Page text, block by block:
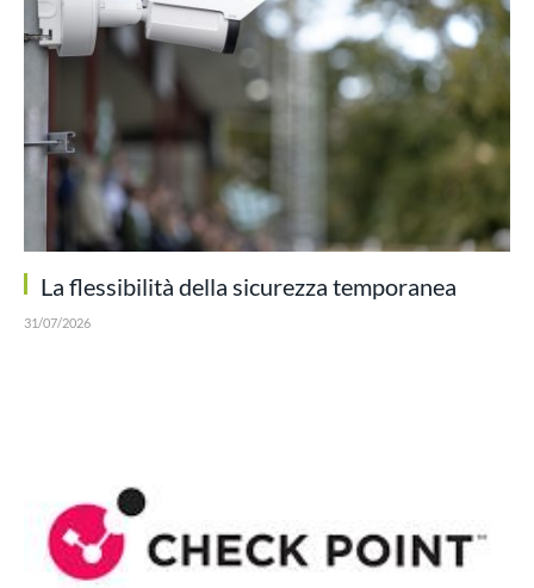
La flessibilità della sicurezza temporanea
31/07/2026